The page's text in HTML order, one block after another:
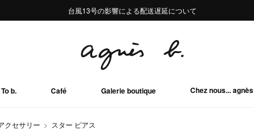
熊本地域地震の影響による配送遅延について
Summer Sale 2buy10%OFF!!
台風13号の影響による配送遅延について
熊本地域地震の影響による配送遅延について
Summer Sale 2buy10%OFF!!
To b. Café Galerie boutique Chez nous... agnès
クセサリー スター ピアス